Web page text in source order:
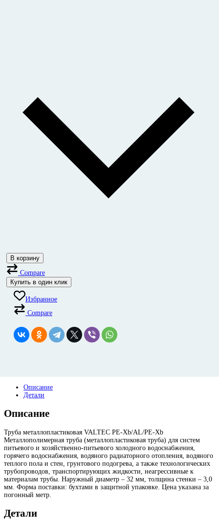
В корзину
Compare
Купить в один клик
Избранное
Compare
Описание
Детали
Описание
Труба металлопластиковая VALTEC PE-Xb/AL/PE-Xb
Металлополимерная труба (металлопластиковая труба) для систем
питьевого и хозяйственно-питьевого холодного водоснабжения,
горячего водоснабжения, водяного радиаторного отопления, водяного
теплого пола и стен, грунтового подогрева, а также технологических
трубопроводов, транспортирующих жидкости, неагрессивные к
материалам трубы. Наружный диаметр – 32 мм, толщина стенки – 3,0
мм. Форма поставки: бухтами в защитной упаковке. Цена указана за
погонный метр.
Детали